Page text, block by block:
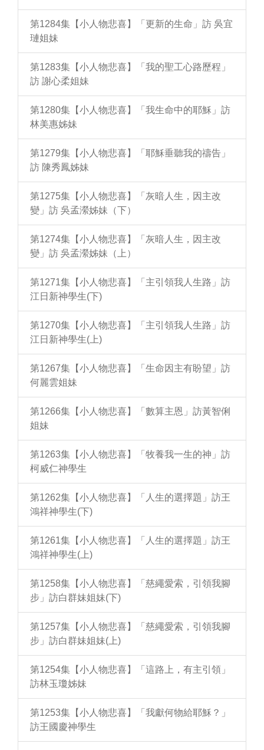
第1284集【小人物悲喜】「更新的生命」訪 吳宜
璉姐妹
第1283集【小人物悲喜】「我的聖工心路歷程」
訪 謝心柔姐妹
第1280集【小人物悲喜】「我生命中的耶穌」訪
林美惠姊妹
第1279集【小人物悲喜】「耶穌垂聽我的禱告」
訪 陳秀鳳姊妹
第1275集【小人物悲喜】「灰暗人生，因主改
變」訪 吳孟瀠姊妹（下）
第1274集【小人物悲喜】「灰暗人生，因主改
變」訪 吳孟瀠姊妹（上）
第1271集【小人物悲喜】「主引領我人生路」訪
江日新神學生(下)
第1270集【小人物悲喜】「主引領我人生路」訪
江日新神學生(上)
第1267集【小人物悲喜】「生命因主有盼望」訪
何麗雲姐妹
第1266集【小人物悲喜】「數算主恩」訪黃智俐
姐妹
第1263集【小人物悲喜】「牧養我一生的神」訪
柯威仁神學生
第1262集【小人物悲喜】「人生的選擇題」訪王
鴻祥神學生(下)
第1261集【小人物悲喜】「人生的選擇題」訪王
鴻祥神學生(上)
第1258集【小人物悲喜】「慈繩愛索，引領我腳
步」訪白群妹姐妹(下)
第1257集【小人物悲喜】「慈繩愛索，引領我腳
步」訪白群妹姐妹(上)
第1254集【小人物悲喜】「這路上，有主引領」
訪林玉瓊姊妹
第1253集【小人物悲喜】「我獻何物給耶穌？」
訪王國慶神學生